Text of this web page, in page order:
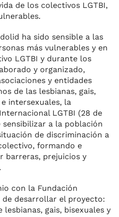
de los colectivos LGTBI,
ha sido sensible a las
más vulnerables y en
LGTBI y durante los
y organizado,
y entidades
de las lesbianas, gais,
intersexuales, la
LGTBI (28 de
a la población
de discriminación a
formando e
barreras, prejuicios y
con la Fundación
desarrollar el proyecto:
lesbianas, gais, bisexuales y